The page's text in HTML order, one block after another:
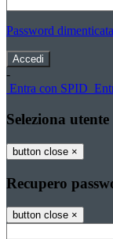
Password
-
Entra con SPID
Seleziona utente
button close ×
Recupero
button close ×